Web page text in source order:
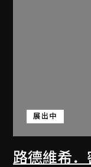
路德維希
展出中